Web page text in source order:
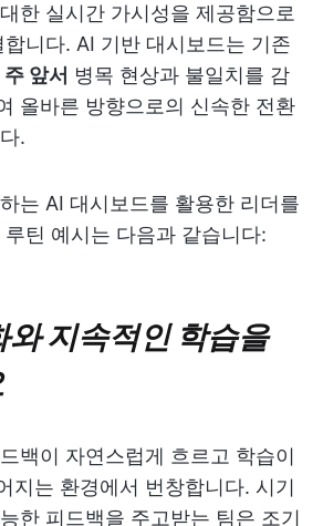
한 실시간 가시성을 제공함으로
니다. AI 기반 대시보드는 기존
주 앞서 병목 현상과 불일치를 감
올바른 방향으로의 신속한 전환
.
는 AI 대시보드를 활용한 리더를
틴 예시는 다음과 같습니다:
와 지속적인 학습을
백이 자연스럽게 흐르고 학습이
지는 환경에서 번창합니다. 시기
한 피드백을 주고받는 팀은 조기